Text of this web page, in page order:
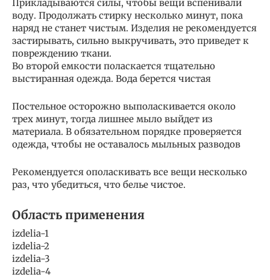
Прикладываются силы, чтобы вещи вспенивали
воду. Продолжать стирку несколько минут, пока
наряд не станет чистым. Изделия не рекомендуется
застирывать, сильно выкручивать, это приведет к
повреждению ткани.
Во второй емкости поласкается тщательно
выстиранная одежда. Вода берется чистая
Постельное осторожно выполаскивается около
трех минут, тогда лишнее мыло выйдет из
материала. В обязательном порядке проверяется
одежда, чтобы не оставалось мыльных разводов
Рекомендуется ополаскивать все вещи несколько
раз, что убедиться, что белье чистое.
Область применения
izdelia-1
izdelia-2
izdelia-3
izdelia-4